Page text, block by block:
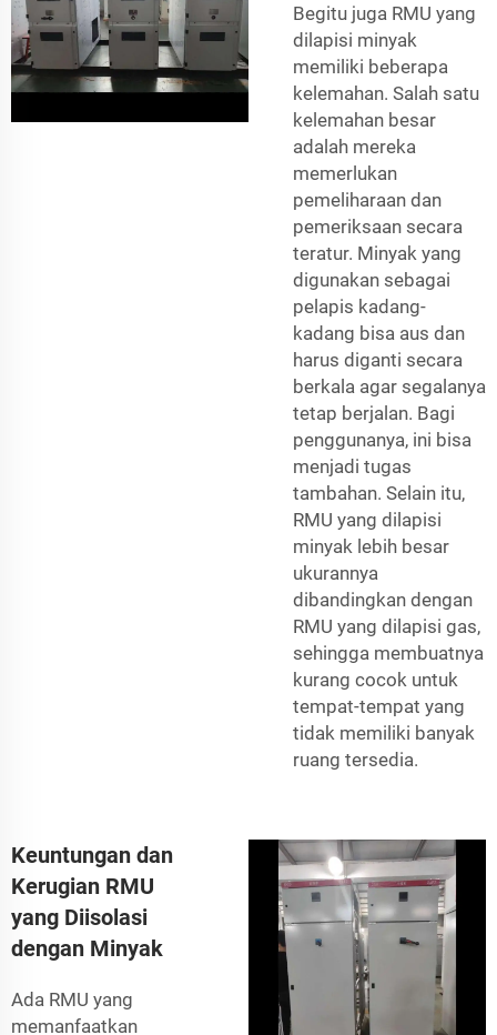
Begitu juga RMU yang
dilapisi minyak
memiliki beberapa
kelemahan. Salah satu
kelemahan besar
adalah mereka
memerlukan
pemeliharaan dan
pemeriksaan secara
teratur. Minyak yang
digunakan sebagai
pelapis kadang-
kadang bisa aus dan
harus diganti secara
berkala agar segalanya
tetap berjalan. Bagi
penggunanya, ini bisa
menjadi tugas
tambahan. Selain itu,
RMU yang dilapisi
minyak lebih besar
ukurannya
dibandingkan dengan
RMU yang dilapisi gas,
sehingga membuatnya
kurang cocok untuk
tempat-tempat yang
tidak memiliki banyak
ruang tersedia.
Keuntungan dan
Kerugian RMU
yang Diisolasi
dengan Minyak
Ada RMU yang
memanfaatkan